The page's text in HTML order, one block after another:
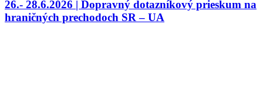
26.- 28.6.2026 | Dopravný dotazníkový prieskum na
hraničných prechodoch SR – UA